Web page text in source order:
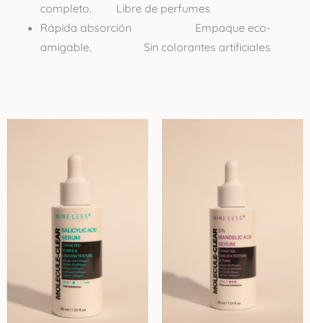
completo. Libre de perfumes
Rápida absorción Empaque eco-
amigable. Sin colorantes artificiales